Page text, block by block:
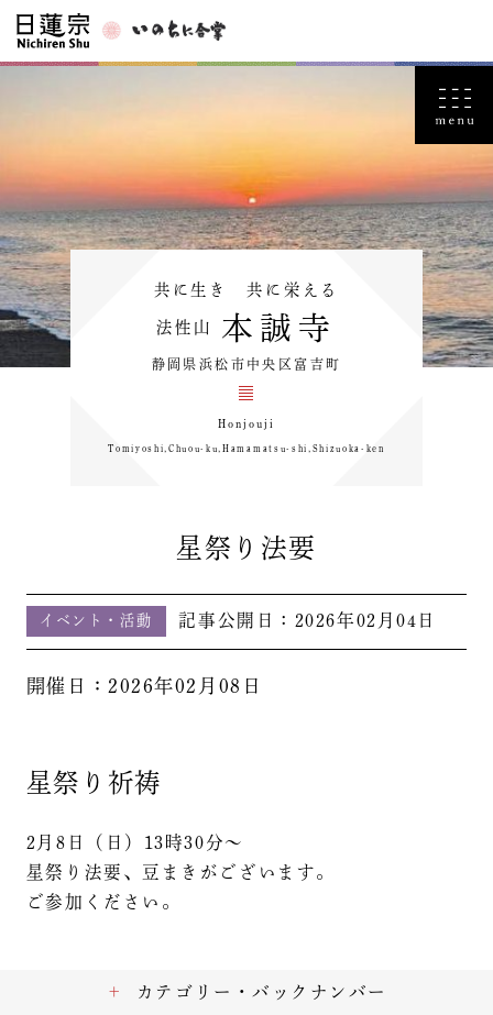
共に生き 共に栄える
法性山 本誠寺
静岡県浜松市中央区富吉町
Honjouji
Tomiyoshi,Chuou-ku,Hamamatsu-shi,Shizuoka-ken
星祭り法要
イベント・活動 記事公開日： 2026年02月04日
開催日：2026年02月08日
星祭り祈祷
2月8日（日）13時30分〜
星祭り法要、豆まきがございます。
ご参加ください。
カテゴリー・バックナンバー